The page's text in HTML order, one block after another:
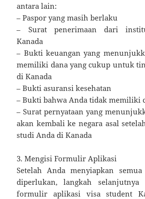
antara lain:
– Paspor yang masih berlaku
– Surat penerimaan dari
Kanada
– Bukti keuangan yang
memiliki dana yang cukup untuk
di Kanada
– Bukti asuransi kesehatan
– Bukti bahwa Anda tidak memiliki
– Surat pernyataan yang
akan kembali ke negara asal
studi Anda di Kanada
3. Mengisi Formulir Aplikasi
Setelah Anda menyiapkan
diperlukan, langkah selanjutnya
formulir aplikasi visa student